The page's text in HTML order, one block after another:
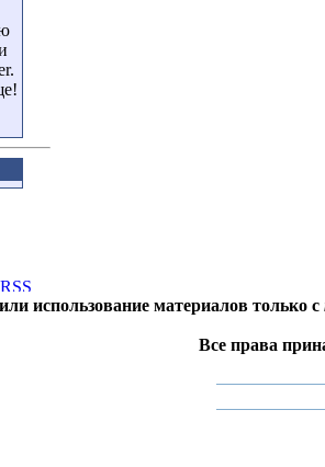
использование материалов только с
Все права